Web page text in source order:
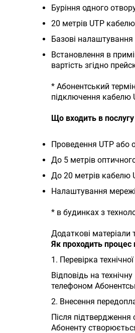
Буріння одного
20 метрів UTP
Базові
Встановлення в
вартість згідно
* Абонентський
підключення кабелю
Що входить в
Проведення UTP або
До 5 метрів
До 20 метрів кабелю
Налаштування
* в будинках з
Додаткові матеріали
Як проходить процес
1. Перевірка
Відповідь на
телефоном
2. Внесення
Після підтвердження
Абоненту